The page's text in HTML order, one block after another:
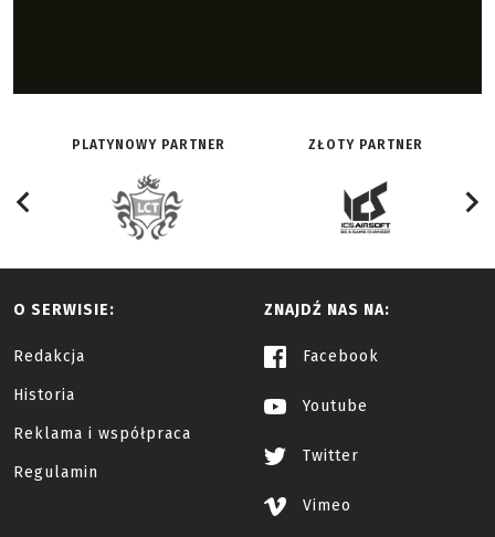
PLATYNOWY PARTNER ZŁOTY PARTNER
O SERWISIE:
Redakcja
Historia
Reklama i współpraca
Regulamin
ZNAJDŹ NAS NA:
Facebook
Youtube
Twitter
Vimeo